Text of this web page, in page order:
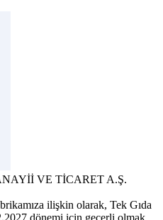
VE TİCARET A.Ş.
ilişkin olarak, Tek Gıda
dönemi için geçerli olmak